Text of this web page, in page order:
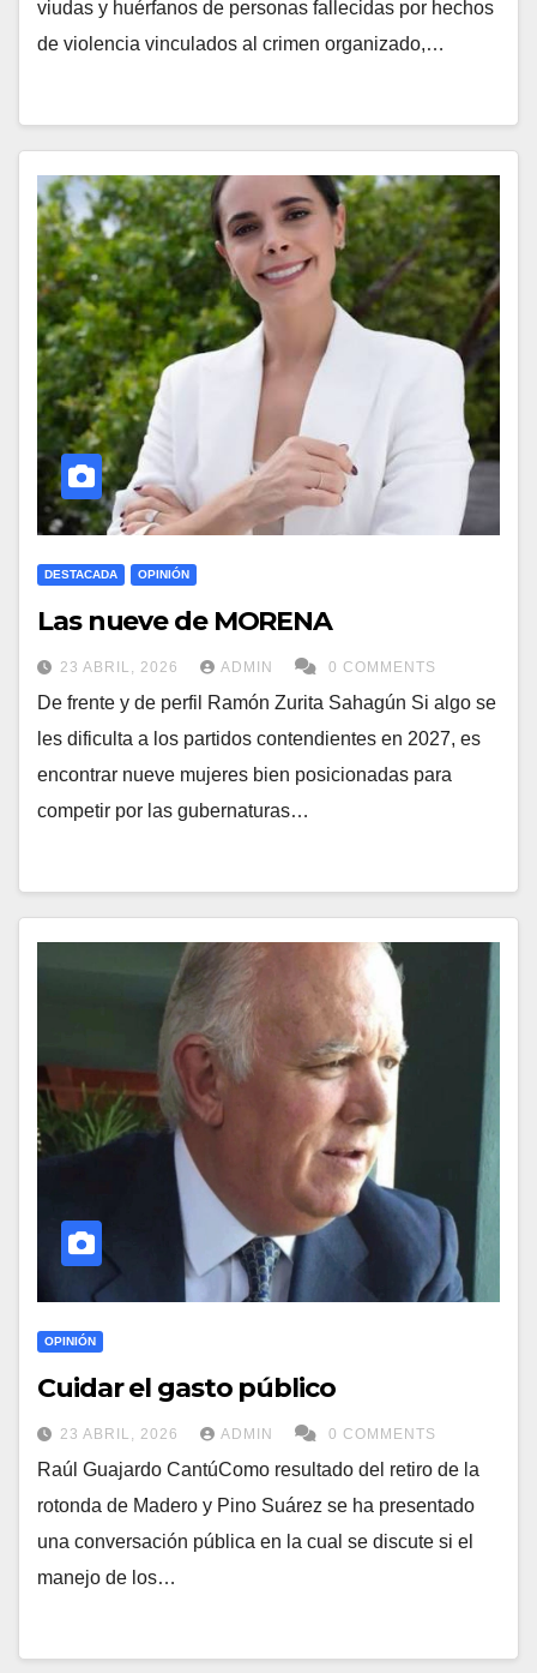
viudas y huérfanos de personas fallecidas por hechos
de violencia vinculados al crimen organizado,…
DESTACADA OPINIÓN
Las nueve de MORENA
23 ABRIL, 2026 ADMIN 0 COMMENTS
De frente y de perfil Ramón Zurita Sahagún Si algo se
les dificulta a los partidos contendientes en 2027, es
encontrar nueve mujeres bien posicionadas para
competir por las gubernaturas…
OPINIÓN
Cuidar el gasto público
23 ABRIL, 2026 ADMIN 0 COMMENTS
Raúl Guajardo CantúComo resultado del retiro de la
rotonda de Madero y Pino Suárez se ha presentado
una conversación pública en la cual se discute si el
manejo de los…